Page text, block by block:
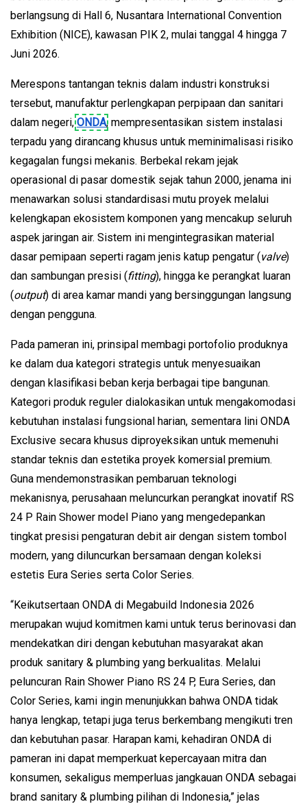
berlangsung di Hall 6, Nusantara International Convention
Exhibition (NICE), kawasan PIK 2, mulai tanggal 4 hingga 7
Juni 2026.
Merespons tantangan teknis dalam industri konstruksi
tersebut, manufaktur perlengkapan perpipaan dan sanitari
dalam negeri, ONDA, mempresentasikan sistem instalasi
terpadu yang dirancang khusus untuk meminimalisasi risiko
kegagalan fungsi mekanis. Berbekal rekam jejak
operasional di pasar domestik sejak tahun 2000, jenama ini
menawarkan solusi standardisasi mutu proyek melalui
kelengkapan ekosistem komponen yang mencakup seluruh
aspek jaringan air. Sistem ini mengintegrasikan material
dasar pemipaan seperti ragam jenis katup pengatur (valve)
dan sambungan presisi (fitting), hingga ke perangkat luaran
(output) di area kamar mandi yang bersinggungan langsung
dengan pengguna.
Pada pameran ini, prinsipal membagi portofolio produknya
ke dalam dua kategori strategis untuk menyesuaikan
dengan klasifikasi beban kerja berbagai tipe bangunan.
Kategori produk reguler dialokasikan untuk mengakomodasi
kebutuhan instalasi fungsional harian, sementara lini ONDA
Exclusive secara khusus diproyeksikan untuk memenuhi
standar teknis dan estetika proyek komersial premium.
Guna mendemonstrasikan pembaruan teknologi
mekanisnya, perusahaan meluncurkan perangkat inovatif RS
24 P Rain Shower model Piano yang mengedepankan
tingkat presisi pengaturan debit air dengan sistem tombol
modern, yang diluncurkan bersamaan dengan koleksi
estetis Eura Series serta Color Series.
“Keikutsertaan ONDA di Megabuild Indonesia 2026
merupakan wujud komitmen kami untuk terus berinovasi dan
mendekatkan diri dengan kebutuhan masyarakat akan
produk sanitary & plumbing yang berkualitas. Melalui
peluncuran Rain Shower Piano RS 24 P, Eura Series, dan
Color Series, kami ingin menunjukkan bahwa ONDA tidak
hanya lengkap, tetapi juga terus berkembang mengikuti tren
dan kebutuhan pasar. Harapan kami, kehadiran ONDA di
pameran ini dapat memperkuat kepercayaan mitra dan
konsumen, sekaligus memperluas jangkauan ONDA sebagai
brand sanitary & plumbing pilihan di Indonesia,” jelas